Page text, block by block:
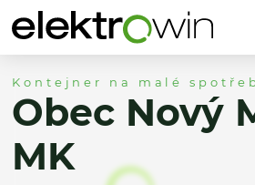
Kontejner na malé
Obec Nový
MK